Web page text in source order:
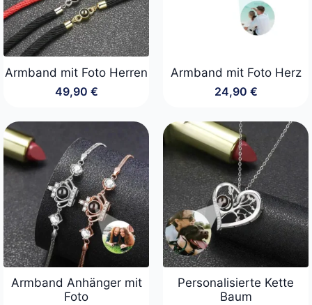
Armband mit Foto Herren
49,90 €
Armband mit Foto Herz
24,90 €
Armband Anhänger mit
Foto
Personalisierte Kette
Baum